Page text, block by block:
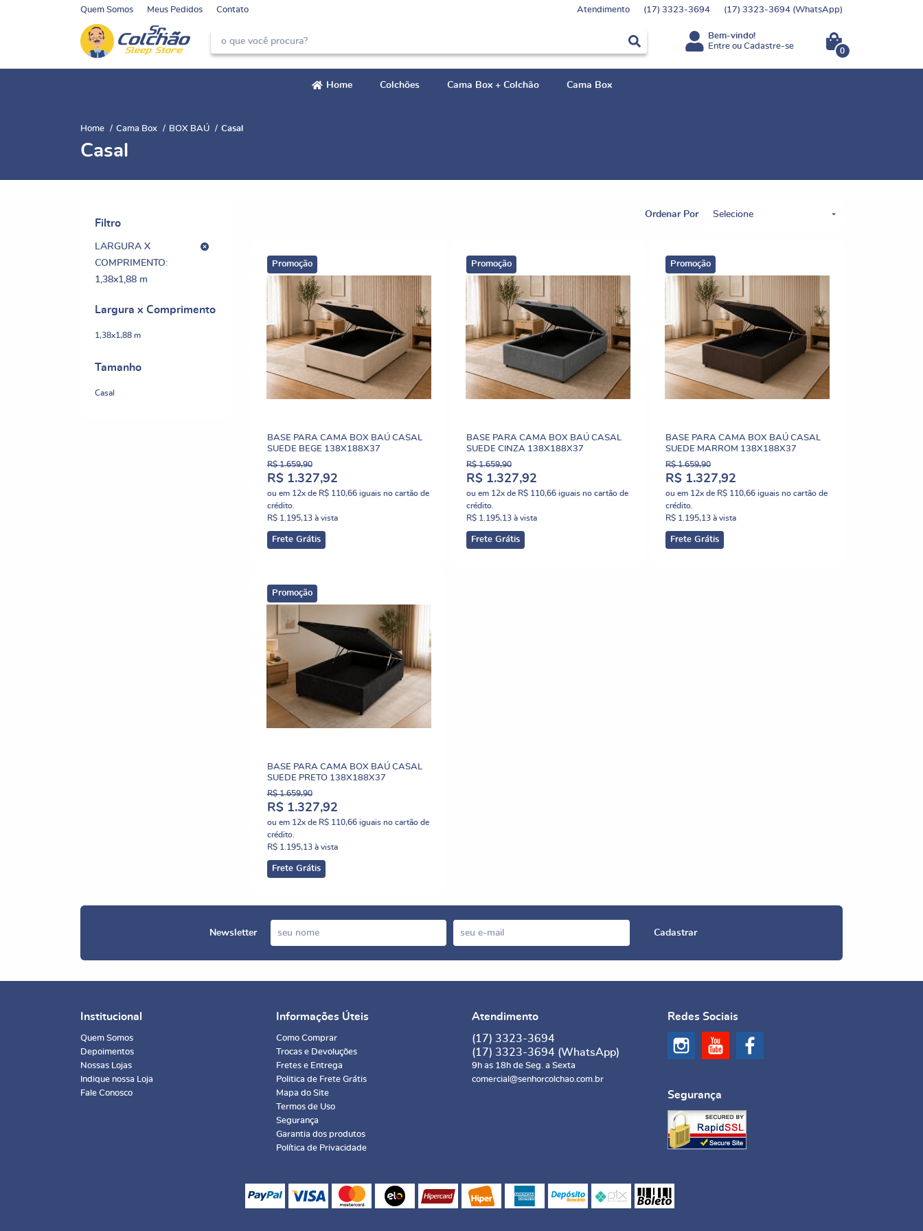
Quem Somos Meus Pedidos Contato Atendimento (17) 3323-3694 (17) 3323-3694 (WhatsApp)
Bem-vindo!
Entre ouCadastre-se 0
Home Colchões Cama Box + Colchão Cama Box
Home Cama Box BOX BAÚ Casal
Casal
Filtro
LARGURA X
COMPRIMENTO:
1,38x1,88 m
Largura x Comprimento
1,38x1,88 m
Tamanho
Casal
Ordenar Por Selecione
Promoção
BASE PARA CAMA BOX BAÚ CASAL
SUEDE BEGE 138X188X37
R$ 1.659,90
R$ 1.327,92
ou em 12x de R$ 110,66 iguais no cartão de
crédito.
R$ 1.195,13 à vista
Frete Grátis
Promoção
BASE PARA CAMA BOX BAÚ CASAL
SUEDE CINZA 138X188X37
R$ 1.659,90
R$ 1.327,92
ou em 12xde R$ 110,66iguais no cartão de
crédito.
R$ 1.195,13à vista
Frete Grátis
Promoção
BASE PARA CAMA BOX BAÚ CASAL
SUEDE MARROM 138X188X37
R$ 1.659,90
R$ 1.327,92
ou em 12xde R$ 110,66iguais no cartão de
crédito.
R$ 1.195,13à vista
Frete Grátis
Promoção
BASE PARA CAMA BOX BAÚ CASAL
SUEDE PRETO 138X188X37
R$ 1.659,90
R$ 1.327,92
ou em 12x de R$ 110,66 iguais no cartão de
crédito.
R$ 1.195,13 à vista
Frete Grátis
Newsletter Cadastrar
Institucional
Quem Somos
Depoimentos
Nossas Lojas
Indique nossa Loja
Fale Conosco
Informações Úteis
Como Comprar
Trocas e Devoluções
Fretes e Entrega
Politica de Frete Grátis
Mapa do Site
Termos de Uso
Segurança
Garantia dos produtos
Política de Privacidade
Atendimento
(17) 3323-3694
(17) 3323-3694 (WhatsApp)
9h as 18h de Seg. a Sexta
comercial@senhorcolchao.com.br
Redes Sociais
Segurança